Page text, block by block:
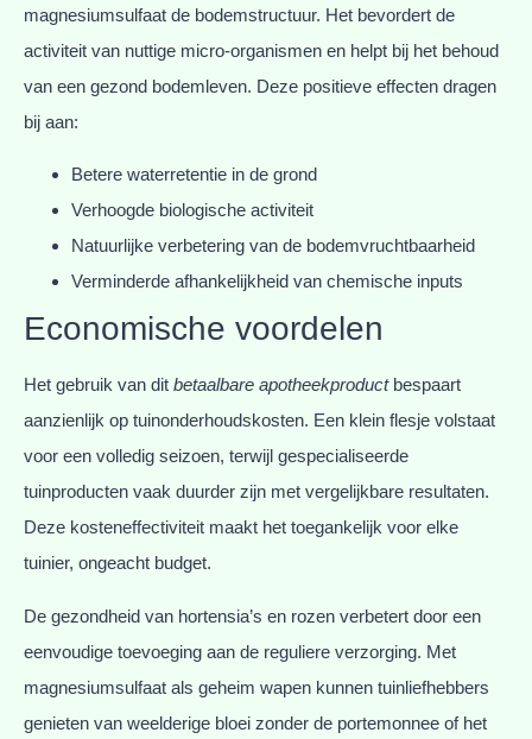
magnesiumsulfaat de bodemstructuur. Het bevordert de
activiteit van nuttige micro-organismen en helpt bij het behoud
van een gezond bodemleven. Deze positieve effecten dragen
bij aan:
Betere waterretentie in de grond
Verhoogde biologische activiteit
Natuurlijke verbetering van de bodemvruchtbaarheid
Verminderde afhankelijkheid van chemische inputs
Economische voordelen
Het gebruik van dit betaalbare apotheekproductbespaart
aanzienlijk op tuinonderhoudskosten. Een klein flesje volstaat
voor een volledig seizoen, terwijl gespecialiseerde
tuinproducten vaak duurder zijn met vergelijkbare resultaten.
Deze kosteneffectiviteit maakt het toegankelijk voor elke
tuinier, ongeacht budget.
De gezondheid van hortensia’s en rozen verbetert door een
eenvoudige toevoeging aan de reguliere verzorging. Met
magnesiumsulfaat als geheim wapen kunnen tuinliefhebbers
genieten van weelderige bloei zonder de portemonnee of het